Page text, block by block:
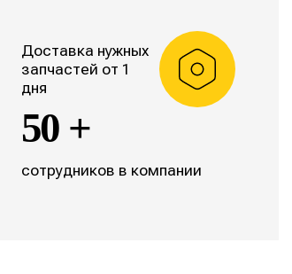
Доставка нужных
запчастей от 1
дня
50 +
сотрудников в компании